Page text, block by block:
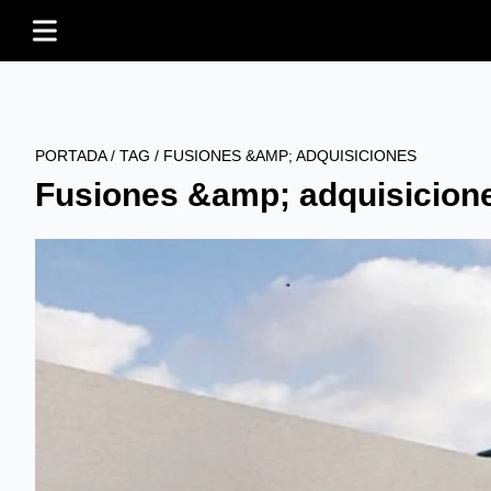
PORTADA/ TAG / FUSIONES &AMP; ADQUISICIONES
Fusiones &amp;